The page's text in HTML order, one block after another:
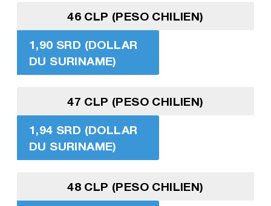
46 CLP (PESO CHILIEN)
1,90 SRD (DOLLAR
DU SURINAME)
47 CLP (PESO CHILIEN)
1,94 SRD (DOLLAR
DU SURINAME)
48 CLP (PESO CHILIEN)